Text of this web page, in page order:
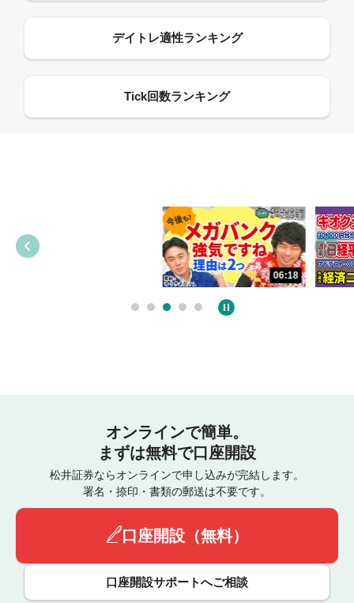
06:18
オンラインで簡単。
まずは無料で口座開設
松井証券ならオンラインで申し込みが完結します。
署名・捺印・書類の郵送は不要です。
口座開設（無料）
口座開設サポートへご相談